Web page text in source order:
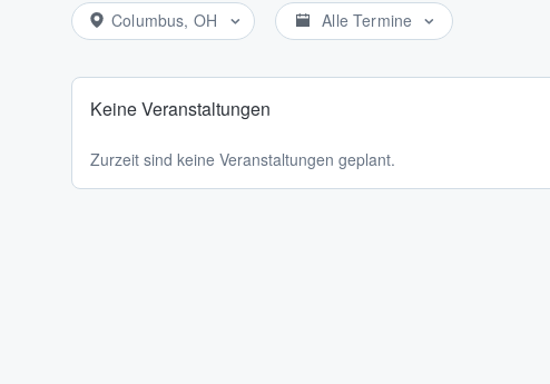
Columbus, OH Alle Termine
Keine Veranstaltungen
Zurzeit sind keine Veranstaltungen geplant.